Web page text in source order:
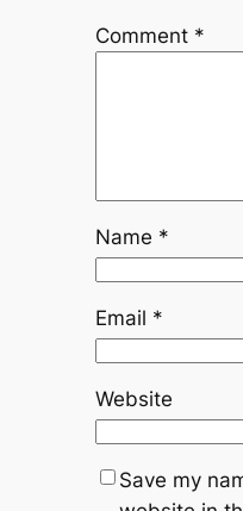
Comment *
Name *
Email *
Website
Save my